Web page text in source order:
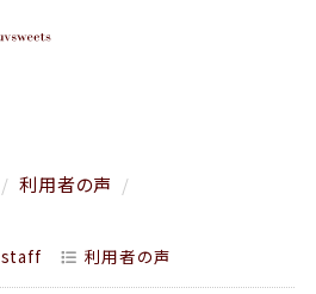
/ 利用者の声 /
staff 利用者の声